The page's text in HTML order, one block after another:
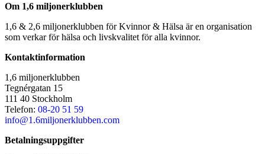
Om 1,6 miljonerklubben
1,6 & 2,6 miljonerklubben för Kvinnor & Hälsa är en organisation
som verkar för hälsa och livskvalitet för alla kvinnor.
Kontaktinformation
1,6 miljonerklubben
Tegnérgatan 15
111 40 Stockholm
Telefon: 08-20 51 59
info@1.6miljonerklubben.com
Betalningsuppgifter